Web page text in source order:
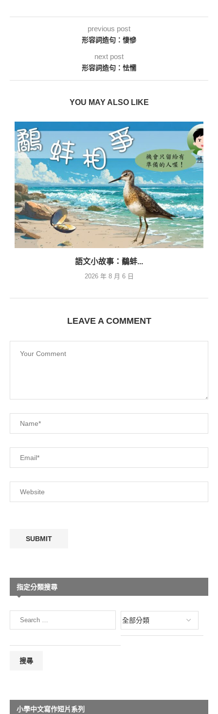
previous post
形容詞造句：悽慘
next post
形容詞造句：怯懦
YOU MAY ALSO LIKE
語文小故事：鷸蚌...
2026 年 8 月 6 日
LEAVE A COMMENT
指定分類搜尋
小學中文寫作短片系列